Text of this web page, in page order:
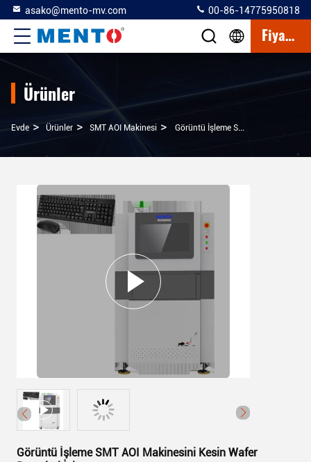
asako@mento-mv.com 00-86-14775950818
Fiyat Teklifi
Ürünler
Evde > Ürünler > SMT AOI Makinesi > Görüntü İşleme SMT AOI Makinesini Kesin Wafer Denetimi İçin
Görüntü İşleme SMT AOI Makinesini Kesin Wafer